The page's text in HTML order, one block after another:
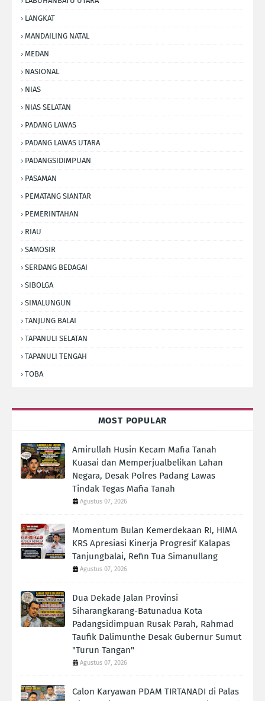
LANGKAT
MANDAILING NATAL
MEDAN
NASIONAL
NIAS
NIAS SELATAN
PADANG LAWAS
PADANG LAWAS UTARA
PADANGSIDIMPUAN
PASAMAN
PEMATANG SIANTAR
PEMERINTAHAN
RIAU
SAMOSIR
SERDANG BEDAGAI
SIBOLGA
SIMALUNGUN
TANJUNG BALAI
TAPANULI SELATAN
TAPANULI TENGAH
TOBA
MOST POPULAR
Amirullah Husin Kecam Mafia Tanah
Kuasai dan Memperjualbelikan Lahan
Negara, Desak Polres Padang Lawas
Tindak Tegas Mafia Tanah
Agustus 07, 2026
Momentum Bulan Kemerdekaan RI, HIMA
KRS Apresiasi Kinerja Progresif Kalapas
Tanjungbalai, Refin Tua Simanullang
Agustus 07, 2026
Dua Dekade Jalan Provinsi
Siharangkarang-Batunadua Kota
Padangsidimpuan Rusak Parah, Rahmad
Taufik Dalimunthe Desak Gubernur Sumut
"Turun Tangan"
Agustus 07, 2026
Calon Karyawan PDAM TIRTANADI di Palas